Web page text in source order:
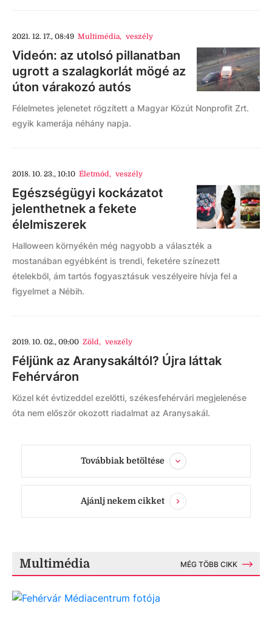
2021. 12. 17., 08:49 Multimédia, veszély
Videón: az utolsó pillanatban
ugrott a szalagkorlát mögé az
úton várakozó autós
Félelmetes jelenetet rögzített a Magyar Közút Nonprofit Zrt.
egyik kamerája néhány napja.
2018. 10. 23., 10:10 Életmód, veszély
Egészségügyi kockázatot
jelenthetnek a fekete
élelmiszerek
Halloween környékén még nagyobb a választék a
mostanában egyébként is trendi, feketére színezett
ételekből, ám tartós fogyasztásuk veszélyeire hívja fel a
figyelmet a Nébih.
2019. 10. 02., 09:00 Zöld, veszély
Féljünk az Aranysakáltól? Újra láttak
Fehérváron
Közel két évtizeddel ezelőtti, székesfehérvári megjelenése
óta nem először okozott riadalmat az Aranysakál.
Továbbiak betöltése
Ajánlj nekem cikket
Multimédia MÉG TÖBB CIKK